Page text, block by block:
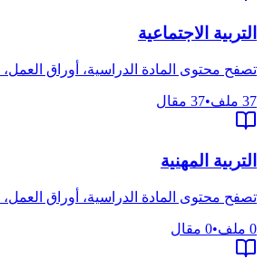
التربية الاجتماعية
تصفح محتوى المادة الدراسية، أوراق العمل،
37 ملف•
37 مقال
التربية المهنية
تصفح محتوى المادة الدراسية، أوراق العمل،
0 ملف•
0 مقال